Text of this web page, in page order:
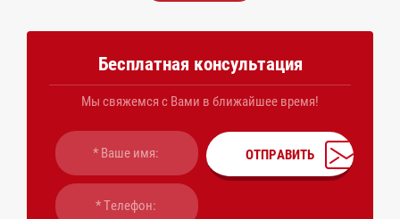
Бесплатная консультация
Мы свяжемся с Вами в ближайшее время!
ОТПРАВИТЬ